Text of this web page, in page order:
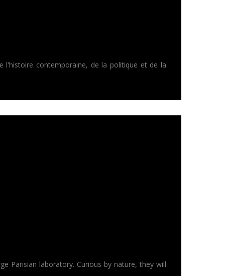
l'histoire contemporaine, de la politique et de la
Parisian laboratory. Curious by nature, they will